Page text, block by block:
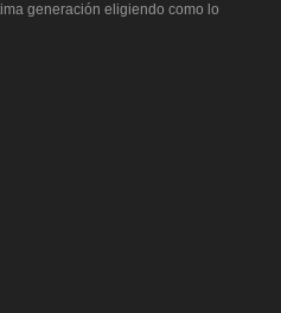
generación eligiendo como lo